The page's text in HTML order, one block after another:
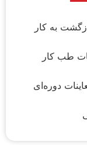
به کار
طب کار
دوره‌ای